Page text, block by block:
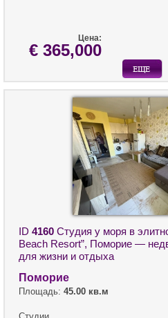
Цена:
€ 365,000
ID 4160 Студия у моря в
Beach Resort”, Поморие —
для жизни и отдыха
Поморие
Площадь: 45.00 кв.м